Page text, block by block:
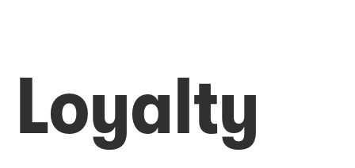
Loyalty